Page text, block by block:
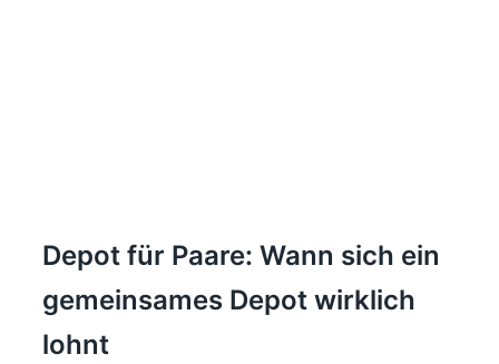
Depot für Paare: Wann sich ein
gemeinsames Depot wirklich
lohnt